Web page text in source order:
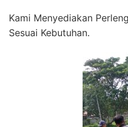
Kami Menyediakan
Sesuai Kebutuhan.